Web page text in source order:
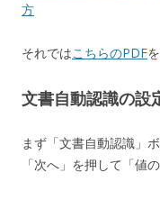
方
それではこちらのPDF
文書自動認識の設
まず「文書自動認識」
「次へ」を押して「値